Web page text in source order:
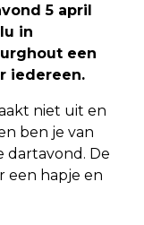
5 april
in
een
iedereen.
niet uit en
ben je van
dartavond. De
een hapje en